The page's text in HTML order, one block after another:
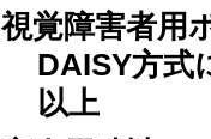
視覚障害者用
DAISY方式
以上